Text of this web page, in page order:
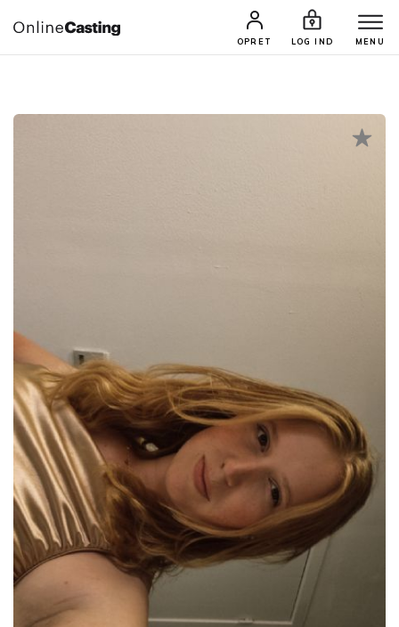
OPRET LOG IND MENU
CASTINGS & JOBS SØG PROFIL